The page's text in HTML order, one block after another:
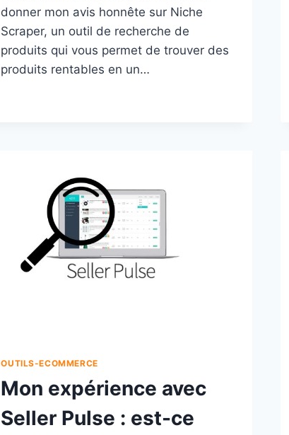
donner mon avis honnête sur Niche
Scraper, un outil de recherche de
produits qui vous permet de trouver des
produits rentables en un…
OUTILS-ECOMMERCE
Mon expérience avec
Seller Pulse : est-ce